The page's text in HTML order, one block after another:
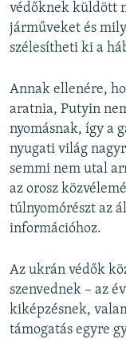
védőknek küldött
járműveket és
szélesítheti ki a
Annak ellenére,
aratnia, Putyin
nyomásnak, így a
nyugati világ
semmi nem utal
az orosz
túlnyomórészt az
információhoz.
Az ukrán védők
szenvednek – az
kiképzésnek,
támogatás egyre